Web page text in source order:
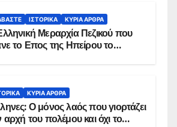
ΙΣΤΟΡΙΚΆ ΚΥΡΙΑ ΑΡΘΡΑ
Μεραρχία Πεζικού που
το Επος της Ηπείρου το
ΚΥΡΙΑ ΑΡΘΡΑ
Ο μόνος λαός που γιορτάζει
αρχή του πολέμου και όχι το